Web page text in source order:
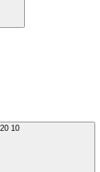
+7 (909) 620 20 10